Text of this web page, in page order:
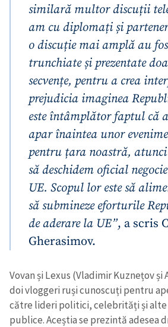
similară multor discuții
am cu diplomați și
o discuție mai amplă au
trunchiate și prezentate
secvențe, pentru a crea
prejudicia imaginea
este întâmplător faptul că
apar înaintea unor
pentru țara noastră,
să deschidem oficial
UE. Scopul lor este să
să submineze eforturile
de aderare la UE”, a scris
Gherasimov.
Vovan și Lexus (Vladimir Kuznețov
doi vloggeri ruși cunoscuți pentru
către lideri politici, celebrități și
publice. Aceștia se prezintă adesea